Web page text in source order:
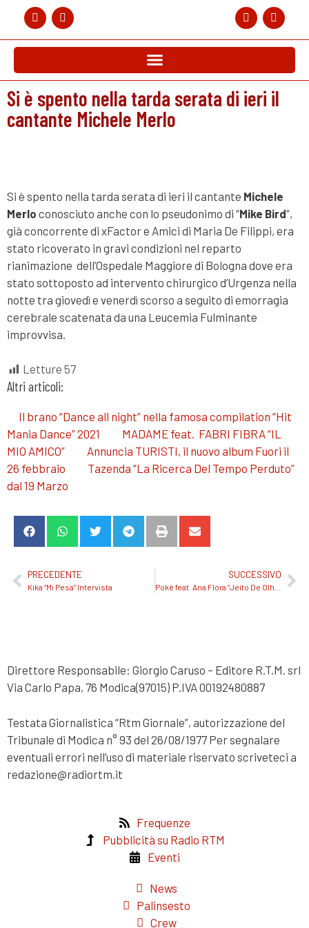
Si è spento nella tarda serata di ieri il
cantante Michele Merlo
Si è spento nella tarda serata di ieri il cantante Michele
Merlo conosciuto anche con lo pseudonimo di “Mike Bird“,
già concorrente di xFactor e Amici di Maria De Filippi, era
stato ricoverato in gravi condizioni nel reparto
rianimazione dell’Ospedale Maggiore di Bologna dove era
stato sottoposto ad intervento chirurgico d’Urgenza nella
notte tra giovedì e venerdì scorso a seguito di emorragia
cerebrale scatenata da una Leucemia Fulminante
improvvisa.
Letture 57
Altri articoli:
Il brano “Dance all night” nella famosa compilation “Hit
Mania Dance” 2021
MADAME feat. FABRI FIBRA “IL
MIO AMICO”
Annuncia TURISTI, il nuovo album Fuori il
26 febbraio
Tazenda “La Ricerca Del Tempo Perduto”
dal 19 Marzo
PRECEDENTE
Kika “Mi Pesa” Intervista
SUCCESSIVO
Direttore Responsabile: Giorgio Caruso – Editore R.T.M. srl
Via Carlo Papa, 76 Modica(97015) P.IVA 00192480887
Testata Giornalistica “Rtm Giornale”, autorizzazione del
Tribunale di Modica n° 93 del 26/08/1977 Per segnalare
eventuali errori nell’uso di materiale riservato scriveteci a
redazione@radiortm.it
Frequenze
Pubblicità su Radio RTM
Eventi
News
Palinsesto
Crew